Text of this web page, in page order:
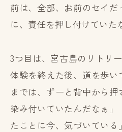
前は、全部、お前のセイ
に、責任を押し付けていた
3つ目は、宮古島のリトリ
体験を終えた後、道を歩
までは、ずーと背中から
染み付いていたんだなぁ
たことに今、気づいてい